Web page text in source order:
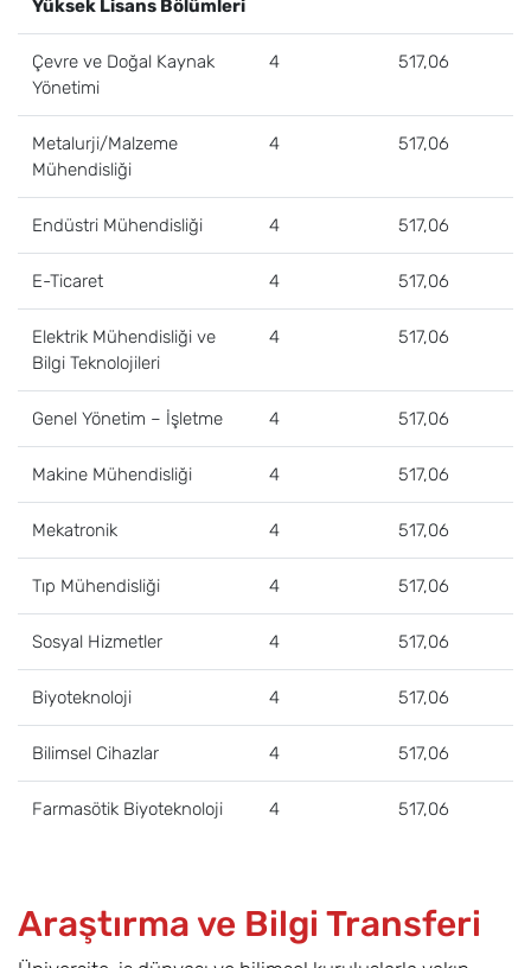
Yüksek Lisans Bölümleri
Çevre ve Doğal Kaynak
Yönetimi
4 517,06
Metalurji/Malzeme
Mühendisliği
4 517,06
Endüstri Mühendisliği 4 517,06
E-Ticaret 4 517,06
Elektrik Mühendisliği ve
Bilgi Teknolojileri
4 517,06
Genel Yönetim – İşletme 4 517,06
Makine Mühendisliği 4 517,06
Mekatronik 4 517,06
Tıp Mühendisliği 4 517,06
Sosyal Hizmetler 4 517,06
Biyoteknoloji 4 517,06
Bilimsel Cihazlar 4 517,06
Farmasötik Biyoteknoloji 4 517,06
Araştırma ve Bilgi Transferi